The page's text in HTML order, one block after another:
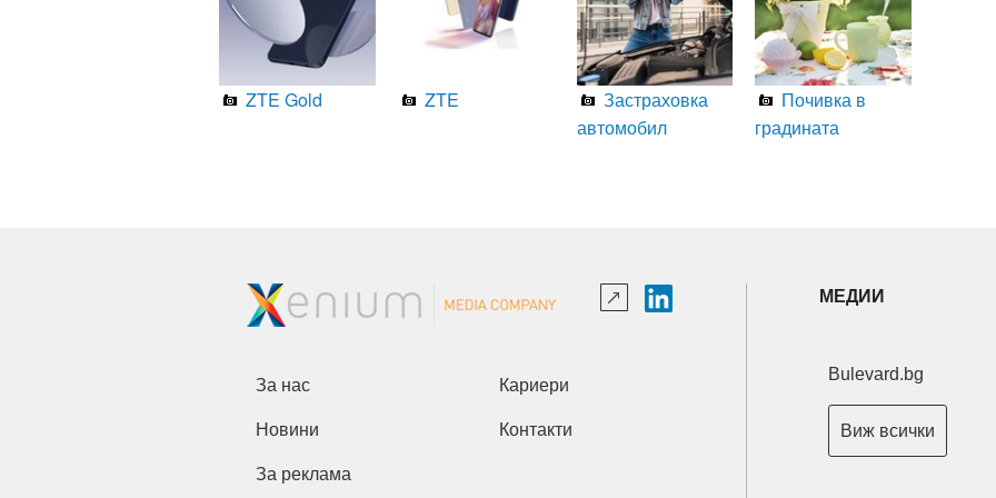
ZTE Gold ZTE
Застраховка
автомобил
Почивка в
градината
За нас Кариери
Новини Контакти
За реклама
МЕДИИ
Bulevard.bg
Виж всички